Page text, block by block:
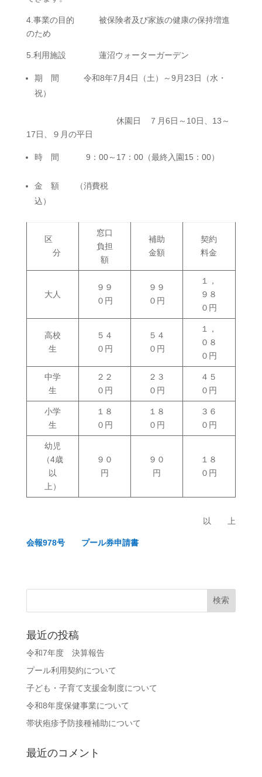
4.事業の目的 被保険者及び家族の健康の保持増進
のため
5.利用施設 蓮沼ウォーターガーデン
期 間 令和8年7月4日（土）～9月23日（水・
祝）
休園日 ７月6日～10日、13～
17日、９月の平日
時 間 9：00～17：00（最終入園15：00）
金 額 （消費税
込）
区
分
窓口
負担
額
補助
金額
契約
料金
大人
９９
０円
９９
０円
１，
９８
０円
高校
生
５４
０円
５４
０円
１，
０８
０円
中学
生
２２
０円
２３
０円
４５
０円
小学
生
１８
０円
１８
０円
３６
０円
幼児
（4歳
以
上）
９０
円
９０
円
１８
０円
以 上
会報978号 プール券申請書
最近の投稿
令和7年度 決算報告
プール利用契約について
子ども・子育て支援金制度について
令和8年度保健事業について
帯状疱疹予防接種補助について
最近のコメント